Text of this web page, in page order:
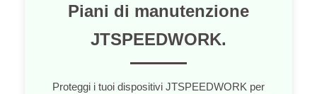
Piani di manutenzione
JTSPEEDWORK.
Proteggi i tuoi dispositivi JTSPEEDWORK per